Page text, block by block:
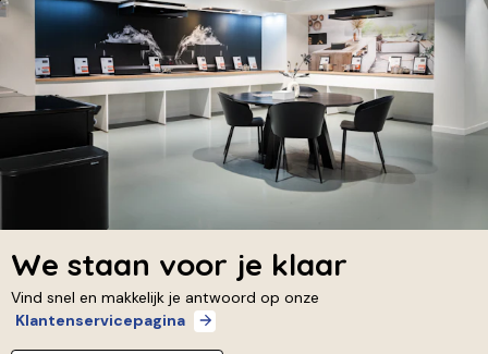
We staan voor je klaar
Vind snel en makkelijk je antwoord op onze
Klantenservicepagina